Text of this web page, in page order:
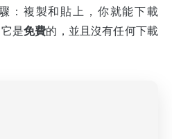
：複製和貼上，你就能下載
是免費的，並且沒有任何下載